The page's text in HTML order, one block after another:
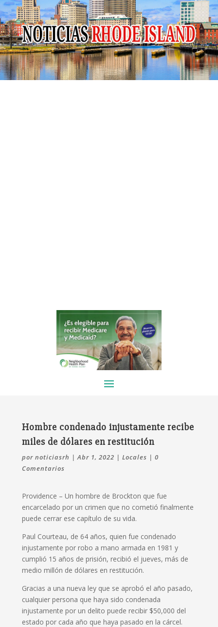
Hombre condenado injustamente recibe
miles de dólares en restitución
por noticiasrh | Abr 1, 2022 | Locales | 0
Comentarios
Providence – Un hombre de Brockton que fue
encarcelado por un crimen que no cometió finalmente
puede cerrar ese capítulo de su vida.
Paul Courteau, de 64 años, quien fue condenado
injustamente por robo a mano armada en 1981 y
cumplió 15 años de prisión, recibió el jueves, más de
medio millón de dólares en restitución.
Gracias a una nueva ley que se aprobó el año pasado,
cualquier persona que haya sido condenada
injustamente por un delito puede recibir $50,000 del
estado por cada año que haya pasado en la cárcel.